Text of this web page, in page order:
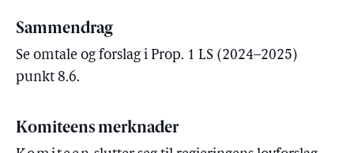
Sammendrag
Se omtale og forslag i Prop. 1 LS (2024–2025)
punkt 8.6.
Komiteens merknader